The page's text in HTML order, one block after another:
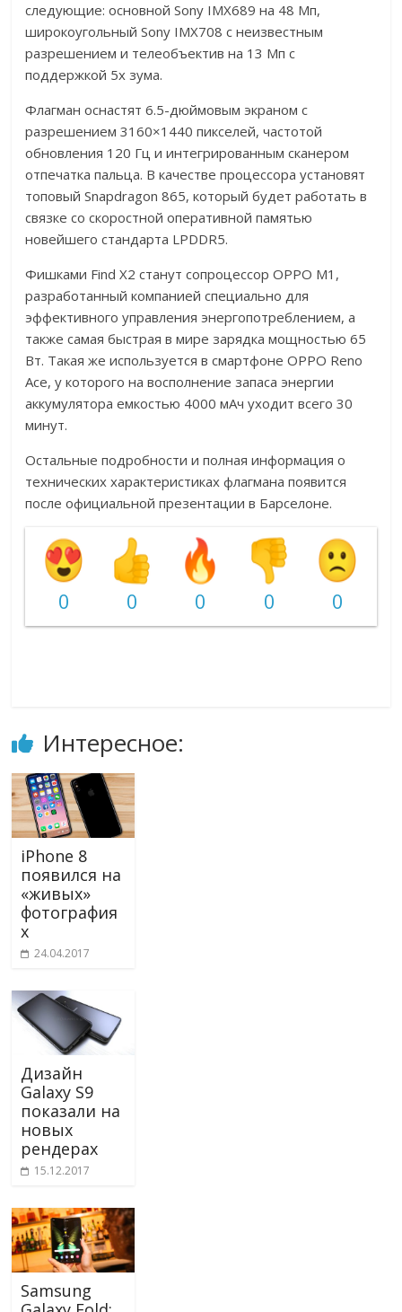
следующие: основной Sony IMX689 на 48 Мп,
широкоугольный Sony IMX708 с неизвестным
разрешением и телеобъектив на 13 Мп с
поддержкой 5x зума.
Флагман оснастят 6.5-дюймовым экраном с
разрешением 3160×1440 пикселей, частотой
обновления 120 Гц и интегрированным сканером
отпечатка пальца. В качестве процессора установят
топовый Snapdragon 865, который будет работать в
связке со скоростной оперативной памятью
новейшего стандарта LPDDR5.
Фишками Find X2 станут сопроцессор OPPO M1,
разработанный компанией специально для
эффективного управления энергопотреблением, а
также самая быстрая в мире зарядка мощностью 65
Вт. Такая же используется в смартфоне OPPO Reno
Ace, у которого на восполнение запаса энергии
аккумулятора емкостью 4000 мАч уходит всего 30
минут.
Остальные подробности и полная информация о
технических характеристиках флагмана появится
после официальной презентации в Барселоне.
0 0 0 0 0
Интересное:
iPhone 8
появился на
«живых»
фотография
х
24.04.2017
Дизайн
Galaxy S9
показали на
новых
рендерах
15.12.2017
Samsung